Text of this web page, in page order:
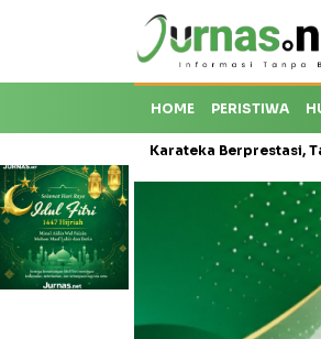
HOME PERISTIWA
Karateka Berprestasi, Target Bentuk